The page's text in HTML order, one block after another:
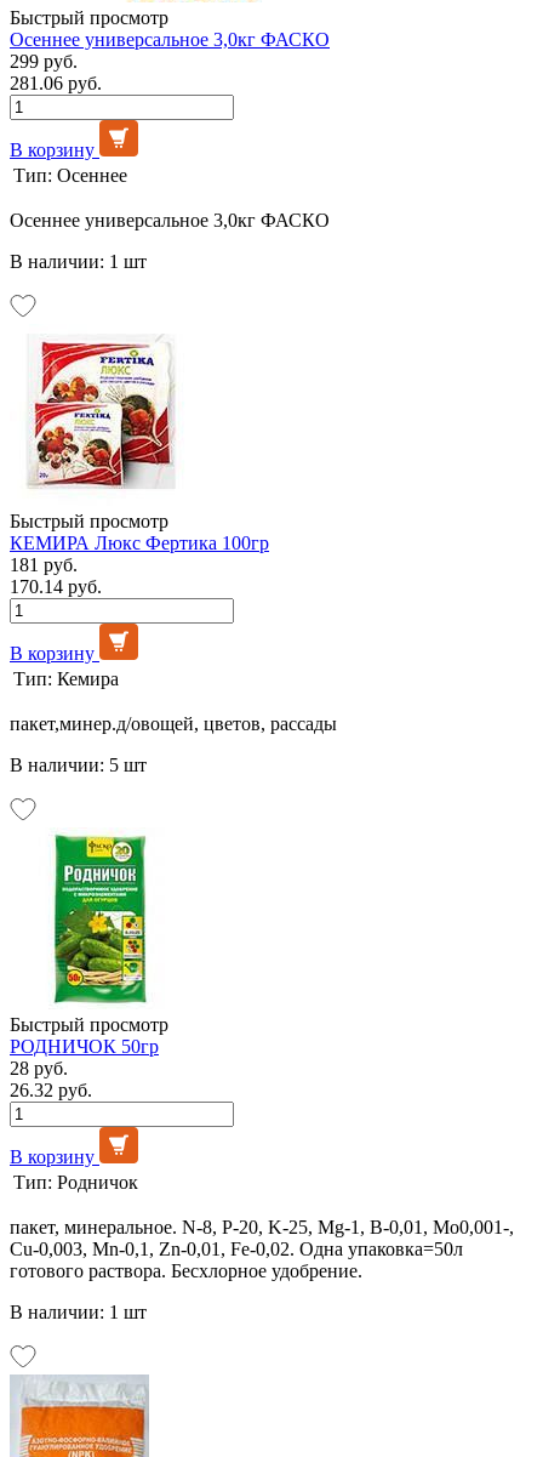
Быстрый просмотр
Осеннее универсальное 3,0кг ФАСКО
299 руб.
281.06 руб.
В корзину
Тип: Осеннее
Осеннее универсальное 3,0кг ФАСКО
В наличии: 1 шт
Быстрый просмотр
КЕМИРА Люкс Фертика 100гр
181 руб.
170.14 руб.
В корзину
Тип: Кемира
пакет,минер.д/овощей, цветов, рассады
В наличии: 5 шт
Быстрый просмотр
РОДНИЧОК 50гр
28 руб.
26.32 руб.
В корзину
Тип: Родничок
пакет, минеральное. N-8, P-20, K-25, Mg-1, B-0,01, Mo0,001-,
Cu-0,003, Mn-0,1, Zn-0,01, Fe-0,02. Одна упаковка=50л
готового раствора. Бесхлорное удобрение.
В наличии: 1 шт